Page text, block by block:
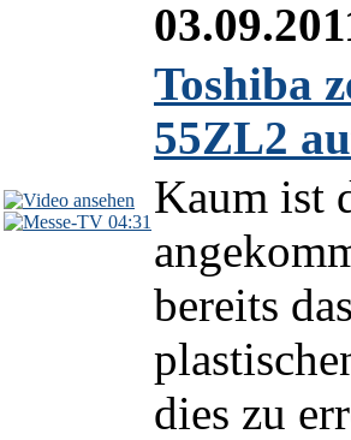
04:31
Toshiba
55ZL2
Kaum ist
bereits
dies zu